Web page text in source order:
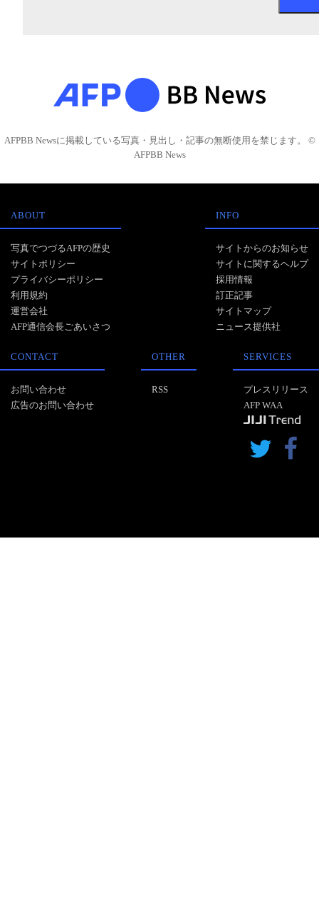
AFPBB Newsに掲載している写真・見出し・記事の無断使用を禁じます。 ©
AFPBB News
ABOUT
写真でつづるAFPの歴史
サイトポリシー
プライバシーポリシー
利用規約
運営会社
AFP通信会長ごあいさつ
INFO
サイトからのお知らせ
サイトに関するヘルプ
採用情報
訂正記事
サイトマップ
ニュース提供社
CONTACT
お問い合わせ
広告のお問い合わせ
OTHER
RSS
SERVICES
プレスリリース
AFP WAA